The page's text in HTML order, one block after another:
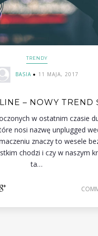
TRENDY
BASIA 11 MAJA, 2017
– NOWY TREND
w ostatnim czasie
nosi nazwę unplugged
znaczy to wesele
chodzi i czy w naszym
ta…